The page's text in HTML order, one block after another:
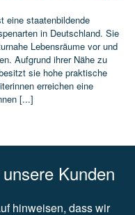
eine staatenbildende
in Deutschland. Sie
Lebensräume vor und
Aufgrund ihrer Nähe zu
sie hohe praktische
erreichen eine
[...]
Kunden
hinweisen, dass wir